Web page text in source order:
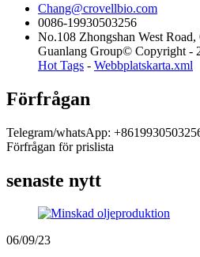
Chang@crovellbio.com
0086-19930503256
No.108 Zhongshan West
Guanlang Group© Copyright -
Hot Tags - Webbplatskarta.xml
Förfrågan
Telegram/whatsApp:
Förfrågan för prislista
senaste nytt
06/09/23